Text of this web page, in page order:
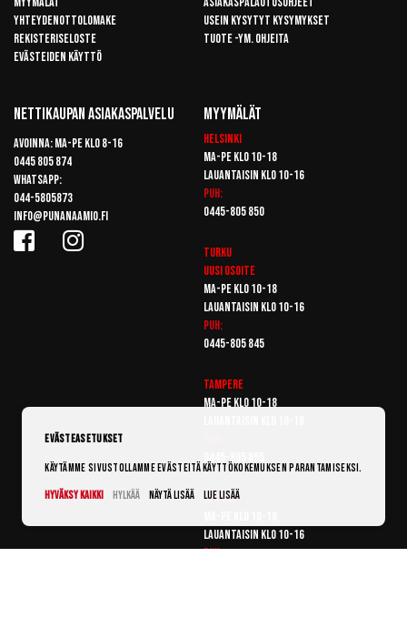
Yhteydenottolomake
Rekisteriseloste
Evästeiden käyttö
Usein kysytyt kysymykset
Tuote -ym. ohjeita
Nettikaupan Asiakaspalvelu
Avoinna: Ma-pe klo 8-16
0445 805 874
Whatsapp:
044-5805873
info@punanaamio.fi
Myymälät
Helsinki
Ma-pe klo 10-18
Lauantaisin klo 10-16
Puh:
0445-805 850
Turku
Uusi osoite
Ma-pe klo 10-18
Lauantaisin klo 10-16
Puh:
0445-805 845
Tampere
Ma-pe klo 10-18
Vantaa
Lauantaisin klo 10-16
Puh:
Evästeasetukset
Käytämme sivustollamme evästeitä käyttökokemuksen parantamiseksi.
Hyväksy kaikki
Hylkää Näytä lisää Lue lisää